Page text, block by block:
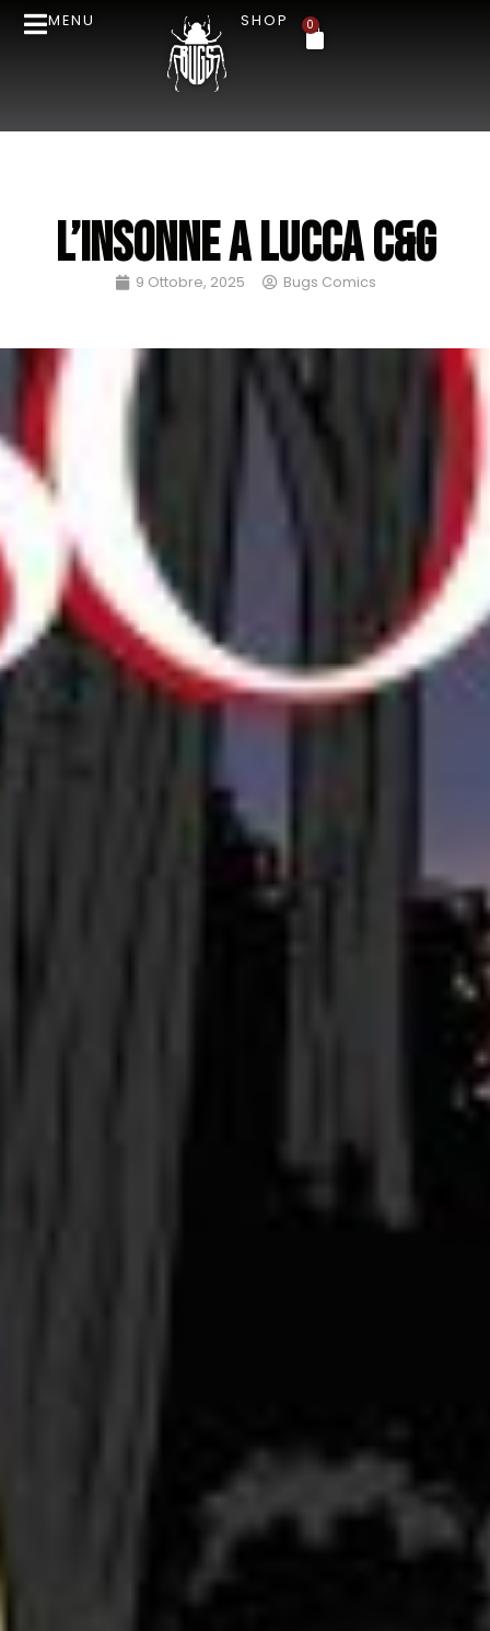
MENU SHOP 0
L’Insonne a Lucca C&G
9 Ottobre, 2025 Bugs Comics